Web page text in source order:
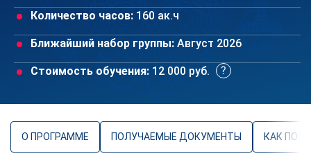
Количество часов: 160 ак.ч
Ближайший набор группы: Август 2026
Стоимость обучения: 12 000 руб.
О ПРОГРАММЕ ПОЛУЧАЕМЫЕ ДОКУМЕНТЫ КАК